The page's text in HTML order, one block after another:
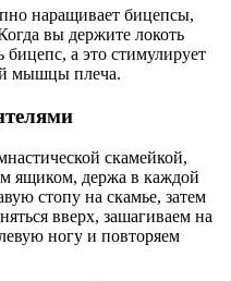
наращивает бицепсы,
вы держите локоть
а это стимулирует
мышцы плеча.
скамейкой,
ящиком, держа в каждой
стопу на скамье, затем
вверх, зашагиваем на
ногу и повторяем